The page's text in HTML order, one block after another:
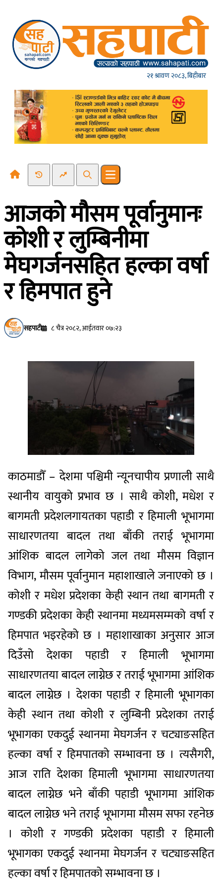
२१ श्रावण २०८३, बिहीबार
Recent NewsTrending News
SearchOpen main menu
आजको मौसम पूर्वानुमानः
कोशी र लुम्बिनीमा
मेघगर्जनसहित हल्का वर्षा
र हिमपात हुने
सहपाटी ८ चैत्र २०८२, आईतवार ०७:२३
काठमाडौँ – देशमा पश्चिमी न्यूनचापीय प्रणाली साथै
स्थानीय वायुको प्रभाव छ । साथै कोशी, मधेश र
बागमती प्रदेशलगायतका पहाडी र हिमाली भूभागमा
साधारणतया बादल तथा बाँकी तराई भूभागमा
आंशिक बादल लागेको जल तथा मौसम विज्ञान
विभाग, मौसम पूर्वानुमान महाशाखाले जनाएको छ ।
कोशी र मधेश प्रदेशका केही स्थान तथा बागमती र
गण्डकी प्रदेशका केही स्थानमा मध्यमसम्मको वर्षा र
हिमपात भइरहेको छ । महाशाखाका अनुसार आज
दिउँसो देशका पहाडी र हिमाली भूभागमा
साधारणतया बादल लाग्नेछ र तराई भूभागमा आंशिक
बादल लाग्नेछ । देशका पहाडी र हिमाली भूभागका
केही स्थान तथा कोशी र लुम्बिनी प्रदेशका तराई
भूभागका एकदुई स्थानमा मेघगर्जन र चट्याङसहित
हल्का वर्षा र हिमपातको सम्भावना छ । त्यसैगरी,
आज राति देशका हिमाली भूभागमा साधारणतया
बादल लाग्नेछ भने बाँकी पहाडी भूभागमा आंशिक
बादल लाग्नेछ भने तराई भूभागमा मौसम सफा रहनेछ
। कोशी र गण्डकी प्रदेशका पहाडी र हिमाली
भूभागका एकदुई स्थानमा मेघगर्जन र चट्याङसहित
हल्का वर्षा र हिमपातको सम्भावना छ ।